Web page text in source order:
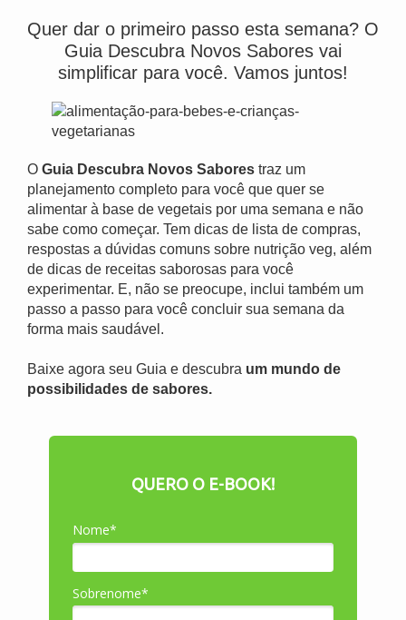
Quer dar o primeiro passo esta semana? O
Guia Descubra Novos Sabores vai
simplificar para você. Vamos juntos!
O Guia Descubra Novos Sabores traz um
planejamento completo para você que quer se
alimentar à base de vegetais por uma semana e não
sabe como começar. Tem dicas de lista de compras,
respostas a dúvidas comuns sobre nutrição veg, além
de dicas de receitas saborosas para você
experimentar. E, não se preocupe, inclui também um
passo a passo para você concluir sua semana da
forma mais saudável.
Baixe agora seu Guia e descubra um mundo de
possibilidades de sabores.
QUERO O E-BOOK!
Nome*
Sobrenome*